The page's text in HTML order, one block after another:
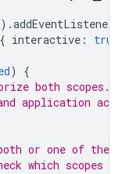
).addEventListener
interactive :
true
)
{
both scopes.
application
or one of the
which scopes